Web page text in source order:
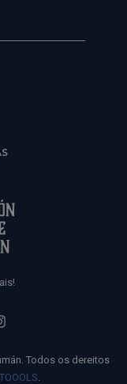
Todos os dereitos
TOOOLS